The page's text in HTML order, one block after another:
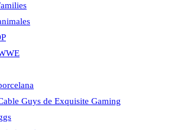
Guys de Exquisite Gaming